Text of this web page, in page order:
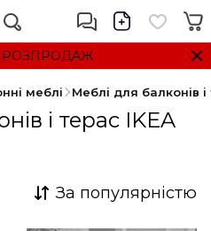
меблі Меблі для балконів і
і терас IKEA
За популярністю